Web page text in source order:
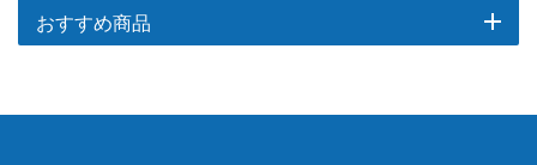
おすすめ商品